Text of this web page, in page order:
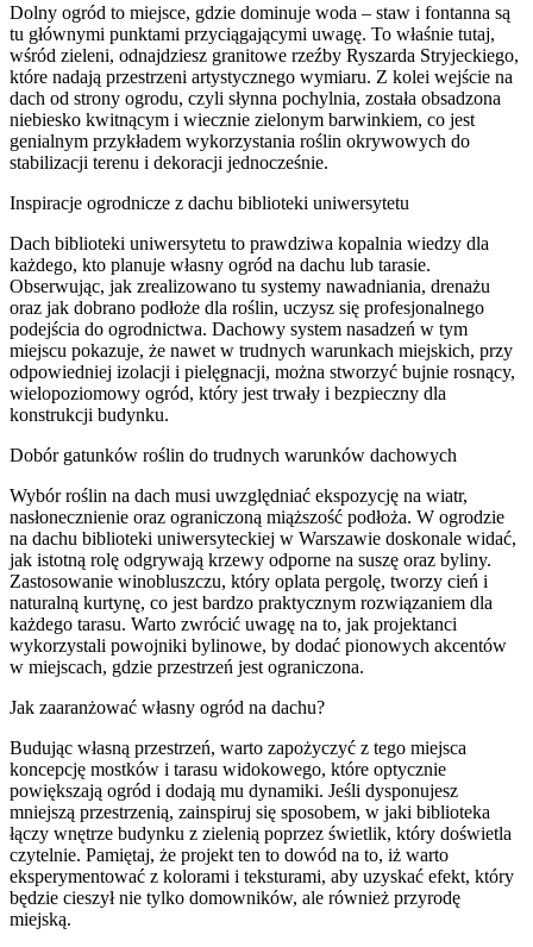
Dolny ogród to miejsce, gdzie dominuje woda – staw i fontanna są
tu głównymi punktami przyciągającymi uwagę. To właśnie tutaj,
wśród zieleni, odnajdziesz granitowe rzeźby Ryszarda Stryjeckiego,
które nadają przestrzeni artystycznego wymiaru. Z kolei wejście na
dach od strony ogrodu, czyli słynna pochylnia, została obsadzona
niebiesko kwitnącym i wiecznie zielonym barwinkiem, co jest
genialnym przykładem wykorzystania roślin okrywowych do
stabilizacji terenu i dekoracji jednocześnie.
Inspiracje ogrodnicze z dachu biblioteki uniwersytetu
Dach biblioteki uniwersytetu to prawdziwa kopalnia wiedzy dla
każdego, kto planuje własny ogród na dachu lub tarasie.
Obserwując, jak zrealizowano tu systemy nawadniania, drenażu
oraz jak dobrano podłoże dla roślin, uczysz się profesjonalnego
podejścia do ogrodnictwa. Dachowy system nasadzeń w tym
miejscu pokazuje, że nawet w trudnych warunkach miejskich, przy
odpowiedniej izolacji i pielęgnacji, można stworzyć bujnie rosnący,
wielopoziomowy ogród, który jest trwały i bezpieczny dla
konstrukcji budynku.
Dobór gatunków roślin do trudnych warunków dachowych
Wybór roślin na dach musi uwzględniać ekspozycję na wiatr,
nasłonecznienie oraz ograniczoną miąższość podłoża. W ogrodzie
na dachu biblioteki uniwersyteckiej w Warszawie doskonale widać,
jak istotną rolę odgrywają krzewy odporne na suszę oraz byliny.
Zastosowanie winobluszczu, który oplata pergolę, tworzy cień i
naturalną kurtynę, co jest bardzo praktycznym rozwiązaniem dla
każdego tarasu. Warto zwrócić uwagę na to, jak projektanci
wykorzystali powojniki bylinowe, by dodać pionowych akcentów
w miejscach, gdzie przestrzeń jest ograniczona.
Jak zaaranżować własny ogród na dachu?
Budując własną przestrzeń, warto zapożyczyć z tego miejsca
koncepcję mostków i tarasu widokowego, które optycznie
powiększają ogród i dodają mu dynamiki. Jeśli dysponujesz
mniejszą przestrzenią, zainspiruj się sposobem, w jaki biblioteka
łączy wnętrze budynku z zielenią poprzez świetlik, który doświetla
czytelnie. Pamiętaj, że projekt ten to dowód na to, iż warto
eksperymentować z kolorami i teksturami, aby uzyskać efekt, który
będzie cieszył nie tylko domowników, ale również przyrodę
miejską.